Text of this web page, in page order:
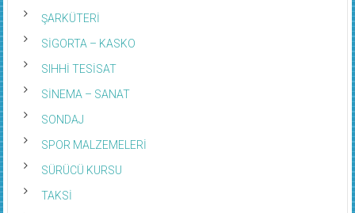
ŞARKÜTERİ
SİGORTA – KASKO
SIHHİ TESİSAT
SİNEMA – SANAT
SONDAJ
SPOR MALZEMELERİ
SÜRÜCÜ KURSU
TAKSİ